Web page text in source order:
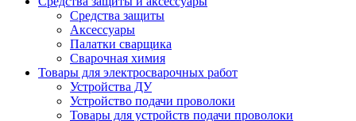
Средства защиты
Аксессуары
Палатки сварщика
Сварочная химия
Товары для электросварочных работ
Устройства ДУ
Устройство подачи проволоки
Товары для устройств подачи проволоки